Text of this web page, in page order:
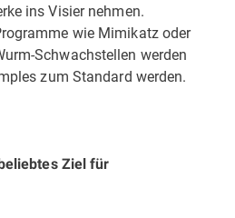
ins Visier nehmen.
wie Mimikatz oder
Schwachstellen werden
zum Standard werden.
Ziel für